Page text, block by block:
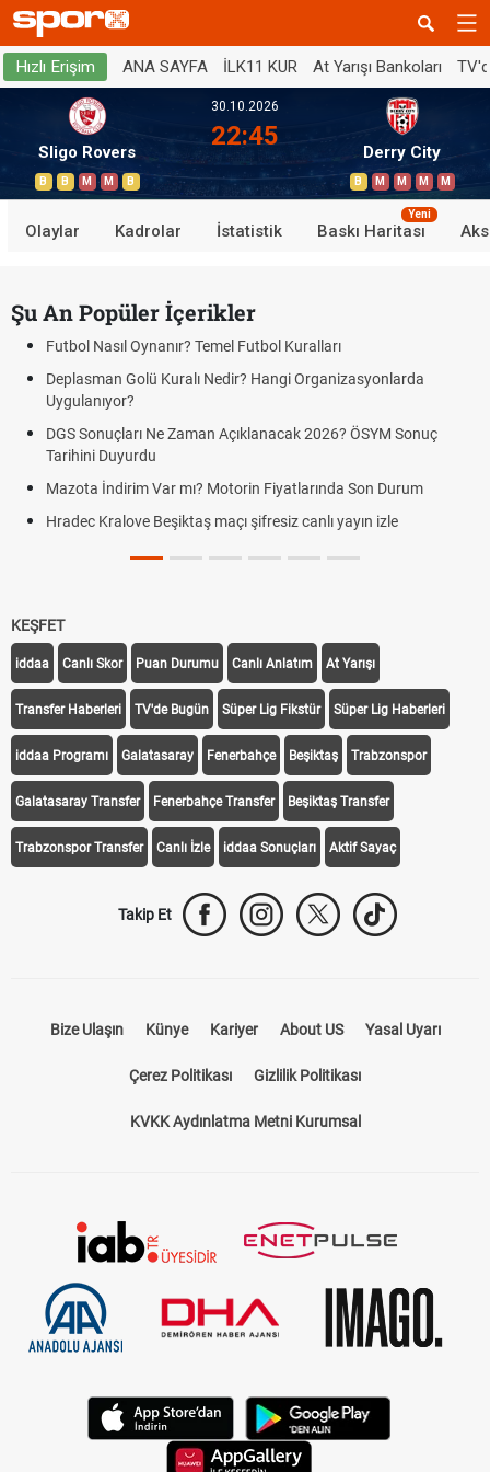
Hızlı Erişim ANA SAYFA İLK11 KUR At Yarışı Bankoları
Sligo Rovers
B B M M B
30.10.2026
22:45
Derry City
B M M M M
Olaylar Kadrolar İstatistik Baskı Haritası
Yeni
Şu An Popüler İçerikler
Futbol Nasıl Oynanır? Temel Futbol Kuralları
Deplasman Golü Kuralı Nedir? Hangi Organizasyonlarda
Uygulanıyor?
DGS Sonuçları Ne Zaman Açıklanacak 2026? ÖSYM Sonuç
Tarihini Duyurdu
Mazota İndirim Var mı? Motorin Fiyatlarında Son Durum
Hradec Kralove Beşiktaş maçı şifresiz canlı yayın izle
KEŞFET
iddaa Canlı Skor Puan Durumu Canlı Anlatım At Yarışı
Transfer Haberleri TV'de Bugün Süper Lig Fikstür Süper Lig Haberleri
iddaa Programı Galatasaray Fenerbahçe Beşiktaş Trabzonspor
Galatasaray Transfer Fenerbahçe Transfer Beşiktaş Transfer
Trabzonspor Transfer Canlı İzle iddaa Sonuçları Aktif Sayaç
Takip Et
Bize Ulaşın Künye Kariyer About US Yasal Uyarı
Çerez Politikası Gizlilik Politikası
KVKK Aydınlatma Metni Kurumsal